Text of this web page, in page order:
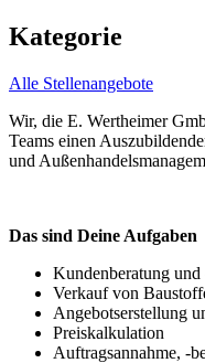
Kategorie
Alle StellenangeboteAlle
Wir, die E. Wertheimer
Teams einen
und
Das sind Deine Aufgaben
Kundenberatung
Verkauf von
Angebotserstellung
Preiskalkulation
Auftragsannahme, -